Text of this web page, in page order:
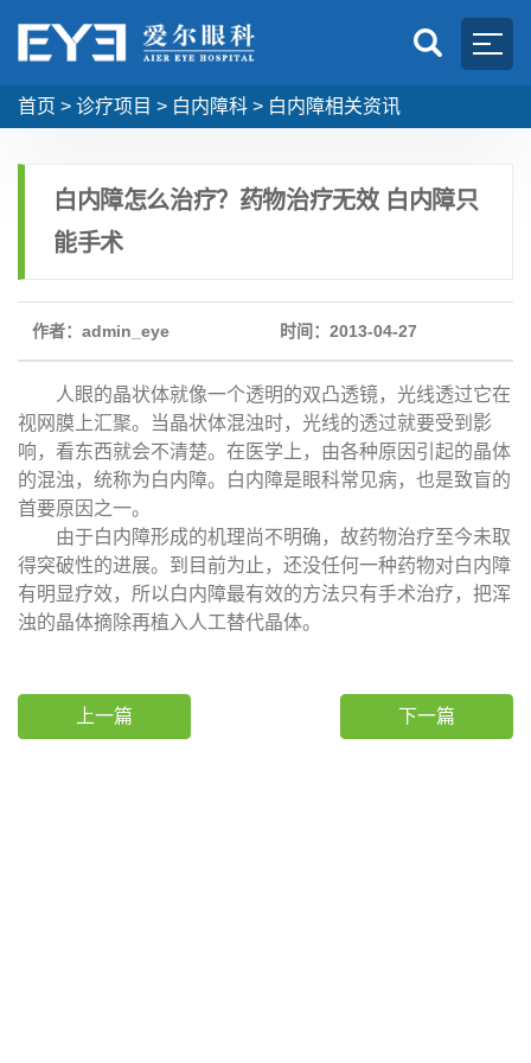
首页 > 诊疗项目 > 白内障科 > 白内障相关资讯
白内障怎么治疗？药物治疗无效 白内障只
能手术
作者：admin_eye 时间：2013-04-27
人眼的晶状体就像一个透明的双凸透镜，光线透过它在
视网膜上汇聚。当晶状体混浊时，光线的透过就要受到影
响，看东西就会不清楚。在医学上，由各种原因引起的晶体
的混浊，统称为白内障。白内障是眼科常见病，也是致盲的
首要原因之一。
由于白内障形成的机理尚不明确，故药物治疗至今未取
得突破性的进展。到目前为止，还没任何一种药物对白内障
有明显疗效，所以白内障最有效的方法只有手术治疗，把浑
浊的晶体摘除再植入人工替代晶体。
上一篇 下一篇